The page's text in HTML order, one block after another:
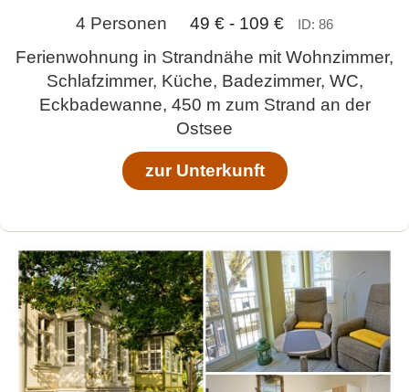
4 Personen 49 € - 109 € ID: 86
Ferienwohnung in Strandnähe mit Wohnzimmer,
Schlafzimmer, Küche, Badezimmer, WC,
Eckbadewanne, 450 m zum Strand an der
Ostsee
zur Unterkunft